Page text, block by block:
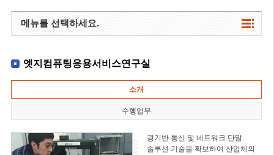
메뉴를 선택하세요.
엣지컴퓨팅응용서비스연구실
소개
수행업무
광기반 통신 및 네트워크 단말
솔루션 기술을 확보하여 산업체의